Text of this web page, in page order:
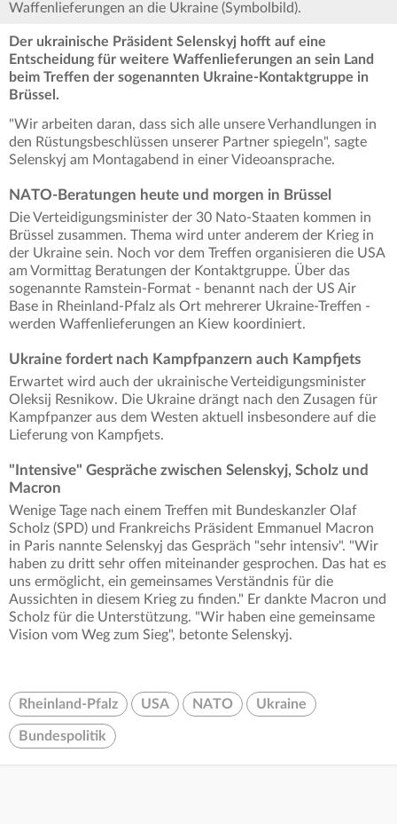
Waffenlieferungen an die Ukraine (Symbolbild).
Der ukrainische Präsident Selenskyj hofft auf eine
Entscheidung für weitere Waffenlieferungen an sein Land
beim Treffen der sogenannten Ukraine-Kontaktgruppe in
Brüssel.
"Wir arbeiten daran, dass sich alle unsere Verhandlungen in
den Rüstungsbeschlüssen unserer Partner spiegeln", sagte
Selenskyj am Montagabend in einer Videoansprache.
NATO-Beratungen heute und morgen in Brüssel
Die Verteidigungsminister der 30 Nato-Staaten kommen in
Brüssel zusammen. Thema wird unter anderem der Krieg in
der Ukraine sein. Noch vor dem Treffen organisieren die USA
am Vormittag Beratungen der Kontaktgruppe. Über das
sogenannte Ramstein-Format - benannt nach der US Air
Base in Rheinland-Pfalz als Ort mehrerer Ukraine-Treffen -
werden Waffenlieferungen an Kiew koordiniert.
Ukraine fordert nach Kampfpanzern auch Kampfjets
Erwartet wird auch der ukrainische Verteidigungsminister
Oleksij Resnikow. Die Ukraine drängt nach den Zusagen für
Kampfpanzer aus dem Westen aktuell insbesondere auf die
Lieferung von Kampfjets.
"Intensive" Gespräche zwischen Selenskyj, Scholz und
Macron
Wenige Tage nach einem Treffen mit Bundeskanzler Olaf
Scholz (SPD) und Frankreichs Präsident Emmanuel Macron
in Paris nannte Selenskyj das Gespräch "sehr intensiv". "Wir
haben zu dritt sehr offen miteinander gesprochen. Das hat es
uns ermöglicht, ein gemeinsames Verständnis für die
Aussichten in diesem Krieg zu finden." Er dankte Macron und
Scholz für die Unterstützung. "Wir haben eine gemeinsame
Vision vom Weg zum Sieg", betonte Selenskyj.
Rheinland-Pfalz USA NATO Ukraine
Bundespolitik